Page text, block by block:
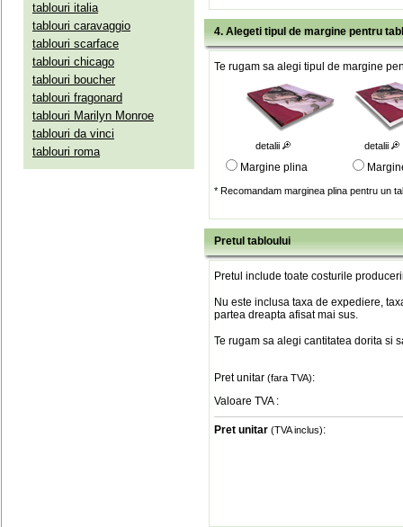
tablouri italia
tablouri caravaggio
tablouri scarface
tablouri chicago
tablouri boucher
tablouri fragonard
tablouri Marilyn Monroe
tablouri da vinci
tablouri roma
4. Alegeti tipul de margine pentru
Te rugam sa alegi tipul de margine
detalii detalii
Margine plina
* Recomandam marginea plina pentru un
Pretul tabloului
Pretul include toate costurile
Nu este inclusa taxa de expediere,
partea dreapta afisat mai sus.
Te rugam sa alegi cantitatea dorita si
Pret unitar (fara TVA):
Valoare TVA :
Pret unitar (TVA inclus):